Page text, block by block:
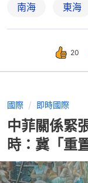
南海 東海
20
國際 即時國際
中菲關係緊
時：冀「重